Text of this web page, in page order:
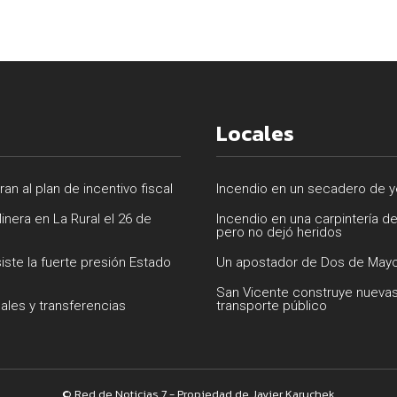
al plan de incentivo fiscal
en La Rural el 26 de
la fuerte presión Estado
y transferencias
Locales
Incendio en un secadero de
Incendio en una carpintería
pero no dejó heridos
Un apostador de Dos de
San Vicente construye
transporte público